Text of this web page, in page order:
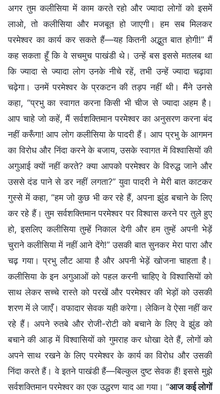
अगर तुम कलीसिया में काम करते रहो और ज्यादा लोगों को इसमें
लाओ, तो कलीसिया और मजबूत हो जाएगी। हम सब मिलकर
परमेश्वर का कार्य कर सकते हैं—यह कितनी अद्भुत बात होगी!” मैं
कह सकता हूँ कि वे सचमुच पाखंडी थे। उन्हें बस इससे मतलब था
कि ज्यादा से ज्यादा लोग उनके नीचे रहें, तभी उन्हें ज्यादा चढ़ावा
चढ़ेगा। उनमें परमेश्वर के प्रकटन की तड़प नहीं थी। मैंने उनसे
कहा, “प्रभु का स्वागत करना किसी भी चीज से ज्यादा अहम है।
आप चाहे जो कहें, मैं सर्वशक्तिमान परमेश्वर का अनुसरण करना बंद
नहीं करूँगा! आप लोग कलीसिया के पादरी हैं। आप प्रभु के आगमन
का विरोध और निंदा करने के बजाय, उसके स्वागत में विश्वासियों की
अगुआई क्यों नहीं करते? क्या आपको परमेश्वर के विरुद्ध जाने और
उससे दंड पाने से डर नहीं लगता?” युवा पादरी ने मेरी बात काटकर
गुस्से में कहा, “हम जो कुछ भी कर रहे हैं, अपना झुंड बचाने के लिए
कर रहे हैं। तुम सर्वशक्तिमान परमेश्वर पर विश्वास करने पर तुले हुए
हो, इसलिए कलीसिया तुम्हें निकाल देगी और हम तुम्हें अपनी भेड़ें
चुराने कलीसिया में नहीं आने देंगे!” उसकी बात सुनकर मेरा पारा और
चढ़ गया। प्रभु लौट आया है और अपनी भेड़ें खोजना चाहता है।
कलीसिया के इन अगुआओं को पहल करनी चाहिए वे विश्वासियों को
साथ लेकर सच्चे रास्ते को परखें और परमेश्वर की भेड़ों को उसकी
शरण में ले जाएँ। वफादार सेवक यही करेगा। लेकिन वे ऐसा नहीं कर
रहे हैं। अपने रुतबे और रोजी-रोटी को बचाने के लिए वे झुंड को
बचाने की आड़ में विश्वासियों को गुमराह कर धोखा देते हैं, लोगों को
अपने साथ रखने के लिए परमेश्वर के कार्य का विरोध और उसकी
निंदा करते हैं। वे इतने पाखंडी हैं—बिल्कुल दुष्ट सेवक हैं! इससे मुझे
सर्वशक्तिमान परमेश्वर का एक उद्धरण याद आ गया। “आज कई लोगों